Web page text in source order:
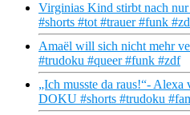
Virginias Kind stirbt nach
#shorts #tot #trauer #funk
Amaël will sich nicht mehr
#trudoku #queer #funk #zdf
„Ich musste da raus!“-
DOKU #shorts #trudoku